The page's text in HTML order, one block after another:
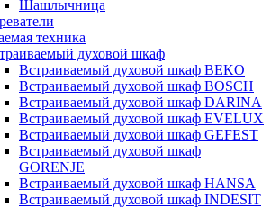
Шашлычница
техника
духовой шкаф
Встраиваемый духовой шкаф BEKO
Встраиваемый духовой шкаф BOSCH
Встраиваемый духовой шкаф DARINA
Встраиваемый духовой шкаф EVELUX
Встраиваемый духовой шкаф GEFEST
Встраиваемый духовой шкаф
GORENJE
Встраиваемый духовой шкаф HANSA
Встраиваемый духовой шкаф INDESIT